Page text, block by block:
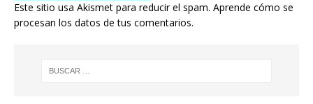
Este sitio usa Akismet para reducir el spam. Aprende cómo se
procesan los datos de tus comentarios.